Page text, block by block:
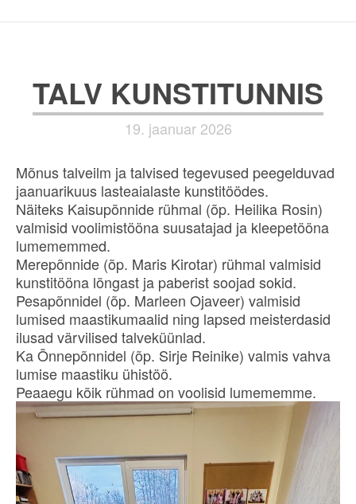
TALV KUNSTITUNNIS
19. jaanuar 2026
Mõnus talveilm ja talvised tegevused peegelduvad
jaanuarikuus lasteaialaste kunstitöödes.
Näiteks Kaisupõnnide rühmal (õp. Heilika Rosin)
valmisid voolimistööna suusatajad ja kleepetööna
lumememmed.
Merepõnnide (õp. Maris Kirotar) rühmal valmisid
kunstitööna lõngast ja paberist soojad sokid.
Pesapõnnidel (õp. Marleen Ojaveer) valmisid
lumised maastikumaalid ning lapsed meisterdasid
ilusad värvilised talveküünlad.
Ka Õnnepõnnidel (õp. Sirje Reinike) valmis vahva
lumise maastiku ühistöö.
Peaaegu kõik rühmad on voolisid lumememme.